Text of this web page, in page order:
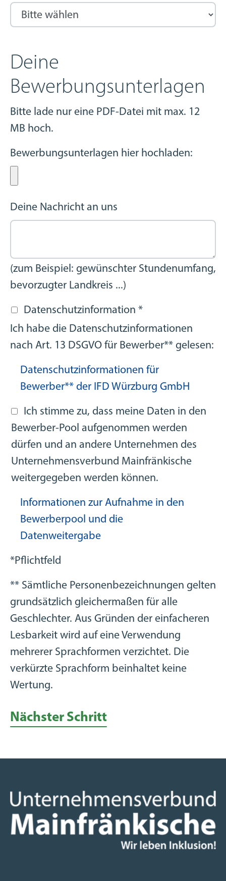
Deine
Bewerbungsunterlagen
Bitte lade nur eine PDF-Datei mit max. 12
MB hoch.
Bewerbungsunterlagen hier hochladen:
Deine Nachricht an uns
(zum Beispiel: gewünschter Stundenumfang,
bevorzugter Landkreis ...)
Datenschutzinformation *
Ich habe die Datenschutzinformationen
nach Art. 13 DSGVO für Bewerber** gelesen:
Datenschutzinformationen für
Bewerber** der IFD Würzburg GmbH
Ich stimme zu, dass meine Daten in den
Bewerber-Pool aufgenommen werden
dürfen und an andere Unternehmen des
Unternehmensverbund Mainfränkische
weitergegeben werden können.
Informationen zur Aufnahme in den
Bewerberpool und die
Datenweitergabe
*Pflichtfeld
** Sämtliche Personenbezeichnungen gelten
grundsätzlich gleichermaßen für alle
Geschlechter. Aus Gründen der einfacheren
Lesbarkeit wird auf eine Verwendung
mehrerer Sprachformen verzichtet. Die
verkürzte Sprachform beinhaltet keine
Wertung.
Nächster Schritt